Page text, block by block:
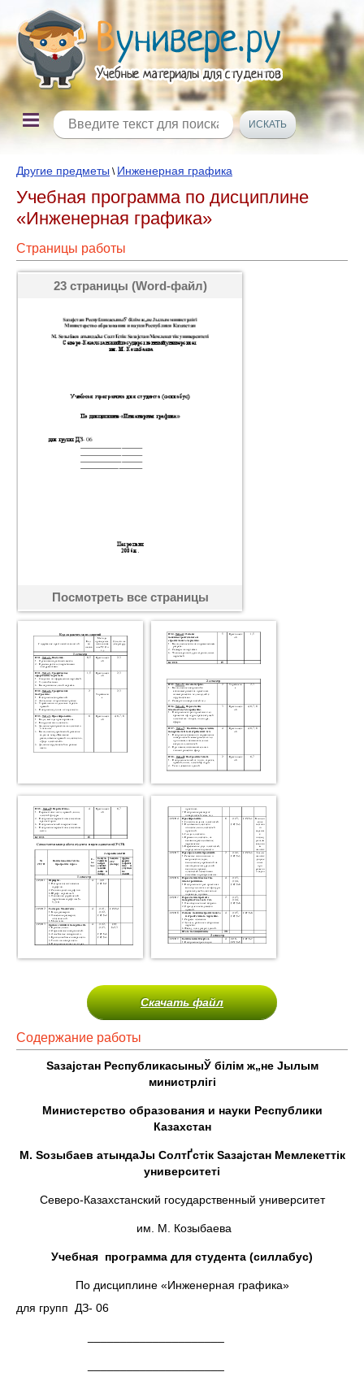
Другие предметы \ Инженерная графика
Учебная программа по дисциплине
«Инженерная графика»
Страницы работы
23 страницы (Word-файл)
Посмотреть все страницы
Скачать файл
Содержание работы
Ѕазајстан РеспубликасыныЎ бiлiм ж„не Јылым
министрлiгi
Министерство образования и науки Республики
Казахстан
М. Ѕозыбаев атындаЈы СолтҐстiк Ѕазајстан Мемлекеттiк
университетi
Северо-Казахстанский государственный университет
им. М. Козыбаева
Учебная программа для студента (силлабус)
По дисциплине «Инженерная графика»
для групп ДЗ- 06